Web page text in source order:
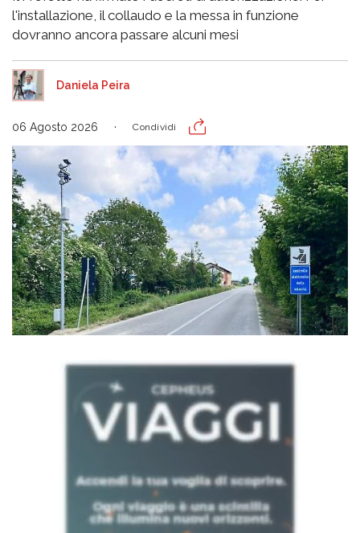
l'installazione, il collaudo e la messa in funzione
dovranno ancora passare alcuni mesi
Daniela Peira
06 Agosto 2026 Condividi